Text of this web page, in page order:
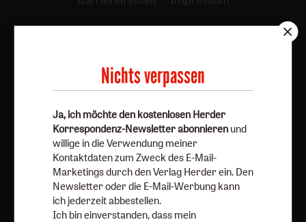
Nach oben
Nichts verpassen
Ja, ich möchte den kostenlosen Herder
Korrespondenz-Newsletter abonnieren und
willige in die Verwendung meiner
Kontaktdaten zum Zweck des E-Mail-
Marketings durch den Verlag Herder ein. Den
Newsletter oder die E-Mail-Werbung kann
ich jederzeit abbestellen.
Ich bin einverstanden, dass mein